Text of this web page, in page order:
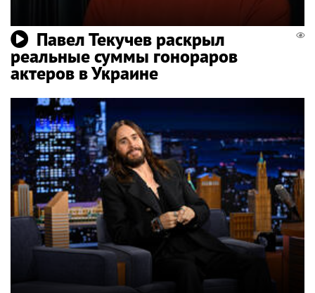
Павел Текучев раскрыл
реальные суммы гонораров
актеров в Украине